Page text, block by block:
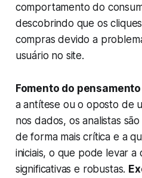
comportamento do
descobrindo que os
compras devido a
usuário no site.
Fomento do
a antítese ou o oposto de
nos dados, os analistas
de forma mais crítica e a
iniciais, o que pode levar a
significativas e robustas.